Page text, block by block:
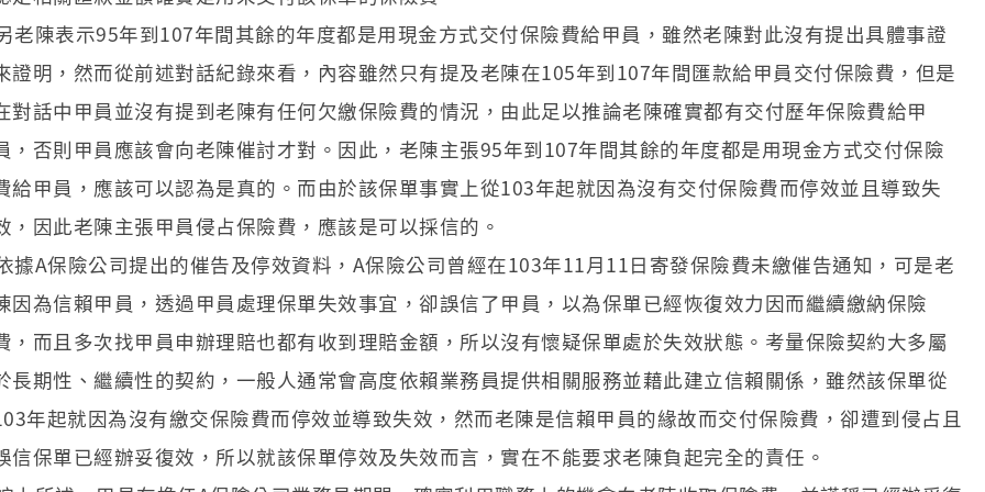
老陳表示95年到107年間其餘的年度都是用現金方式交付保險費給甲員，雖然老陳對此沒有提出具體事證
證明，然而從前述對話紀錄來看，內容雖然只有提及老陳在105年到107年間匯款給甲員交付保險費，但是
對話中甲員並沒有提到老陳有任何欠繳保險費的情況，由此足以推論老陳確實都有交付歷年保險費給甲
，否則甲員應該會向老陳催討才對。因此，老陳主張95年到107年間其餘的年度都是用現金方式交付保險
給甲員，應該可以認為是真的。而由於該保單事實上從103年起就因為沒有交付保險費而停效並且導致失
，因此老陳主張甲員侵占保險費，應該是可以採信的。
據A保險公司提出的催告及停效資料，A保險公司曾經在103年11月11日寄發保險費未繳催告通知，可是老
因為信賴甲員，透過甲員處理保單失效事宜，卻誤信了甲員，以為保單已經恢復效力因而繼續繳納保險
，而且多次找甲員申辦理賠也都有收到理賠金額，所以沒有懷疑保單處於失效狀態。考量保險契約大多屬
長期性、繼續性的契約，一般人通常會高度依賴業務員提供相關服務並藉此建立信賴關係，雖然該保單從
年起就因為沒有繳交保險費而停效並導致失效，然而老陳是信賴甲員的緣故而交付保險費，卻遭到侵占且
信保單已經辦妥復效，所以就該保單停效及失效而言，實在不能要求老陳負起完全的責任。